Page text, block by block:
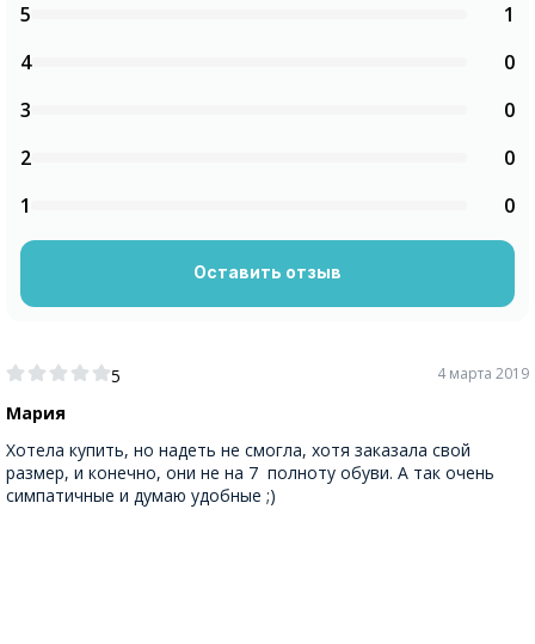
5
Мария
4 марта 2019
Хотела купить, но надеть не смогла, хотя заказала свой
размер, и конечно, они не на 7 полноту обуви. А так очень
симпатичные и думаю удобные ;)
5
1
4
0
3
0
2
0
1
0
Оставить отзыв